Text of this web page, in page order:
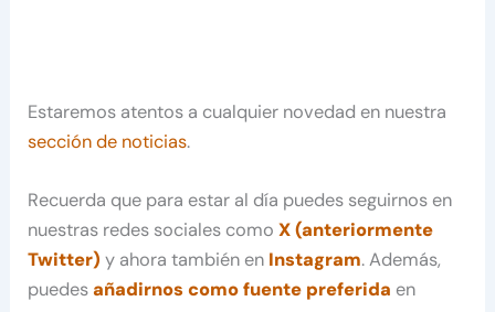
Estaremos atentos a cualquier novedad en nuestra
sección de noticias.
Recuerda que para estar al día puedes seguirnos en
nuestras redes sociales comoX (anteriormente
Twitter) y ahora también en Instagram. Además,
puedesañadirnos como fuente preferida en